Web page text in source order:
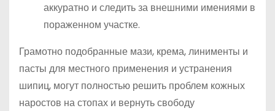
аккуратно и следить за внешними имениями в
пораженном участке.
Грамотно подобранные мази, крема, линименты и
пасты для местного применения и устранения
шипиц, могут полностью решить проблем кожных
наростов на стопах и вернуть свободу